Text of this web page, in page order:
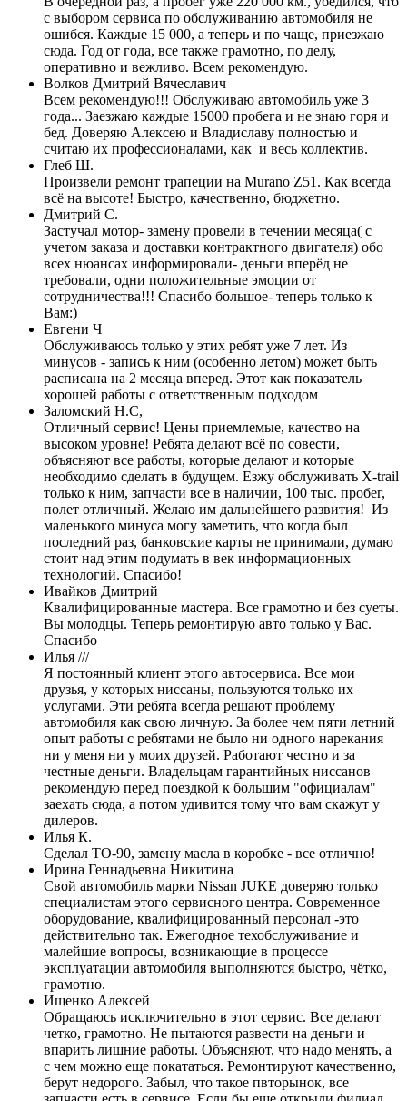
с выбором сервиса по обслуживанию автомобиля не
ошибся. Каждые 15 000, а теперь и по чаще, приезжаю
сюда. Год от года, все также грамотно, по делу,
оперативно и вежливо. Всем рекомендую.
Волков Дмитрий Вячеславич
Всем рекомендую!!! Обслуживаю автомобиль уже 3
года... Заезжаю каждые 15000 пробега и не знаю горя и
бед. Доверяю Алексею и Владиславу полностью и
считаю их профессионалами, как и весь коллектив.
Глеб Ш.
Произвели ремонт трапеции на Murano Z51. Как всегда
всё на высоте! Быстро, качественно, бюджетно.
Дмитрий С.
Застучал мотор- замену провели в течении месяца( с
учетом заказа и доставки контрактного двигателя) обо
всех нюансах информировали- деньги вперёд не
требовали, одни положительные эмоции от
сотрудничества!!! Спасибо большое- теперь только к
Вам:)
Евгени Ч
Обслуживаюсь только у этих ребят уже 7 лет. Из
минусов - запись к ним (особенно летом) может быть
расписана на 2 месяца вперед. Этот как показатель
хорошей работы с ответственным подходом
Заломский Н.С,
Отличный сервис! Цены приемлемые, качество на
высоком уровне! Ребята делают всё по совести,
объясняют все работы, которые делают и которые
необходимо сделать в будущем. Езжу обслуживать X-trail
только к ним, запчасти все в наличии, 100 тыс. пробег,
полет отличный. Желаю им дальнейшего развития! Из
маленького минуса могу заметить, что когда был
последний раз, банковские карты не принимали, думаю
стоит над этим подумать в век информационных
технологий. Спасибо!
Ивайков Дмитрий
Квалифицированные мастера. Все грамотно и без суеты.
Вы молодцы. Теперь ремонтирую авто только у Вас.
Спасибо
Илья ///
Я постоянный клиент этого автосервиса. Все мои
друзья, у которых ниссаны, пользуются только их
услугами. Эти ребята всегда решают проблему
автомобиля как свою личную. За более чем пяти летний
опыт работы с ребятами не было ни одного нарекания
ни у меня ни у моих друзей. Работают честно и за
честные деньги. Владельцам гарантийных ниссанов
рекомендую перед поездкой к большим "официалам"
заехать сюда, а потом удивится тому что вам скажут у
дилеров.
Илья К.
Сделал ТО-90, замену масла в коробке - все отлично!
Ирина Геннадьевна Никитина
Свой автомобиль марки Nissan JUKE доверяю только
специалистам этого сервисного центра. Современное
оборудование, квалифицированный персонал -это
действительно так. Ежегодное техобслуживание и
малейшие вопросы, возникающие в процессе
эксплуатации автомобиля выполняются быстро, чётко,
грамотно.
Ищенко Алексей
Обращаюсь исключительно в этот сервис. Все делают
четко, грамотно. Не пытаются развести на деньги и
впарить лишние работы. Объясняют, что надо менять, а
с чем можно еще покататься. Ремонтируют качественно,
берут недорого. Забыл, что такое пвторынок, все